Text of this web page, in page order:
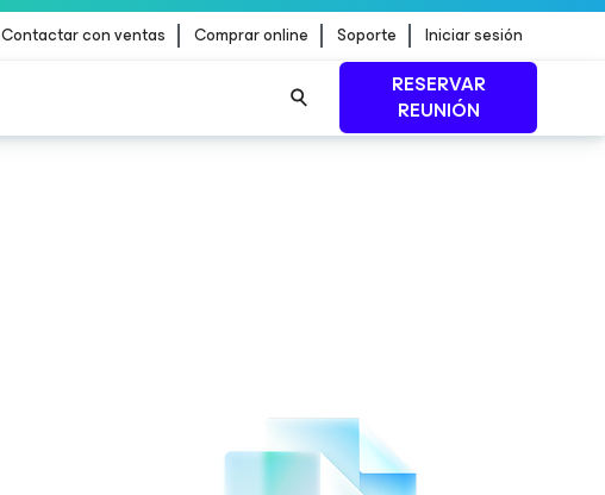
Contactar con ventas Comprar online Soporte Iniciar sesión
RESERVAR
REUNIÓN